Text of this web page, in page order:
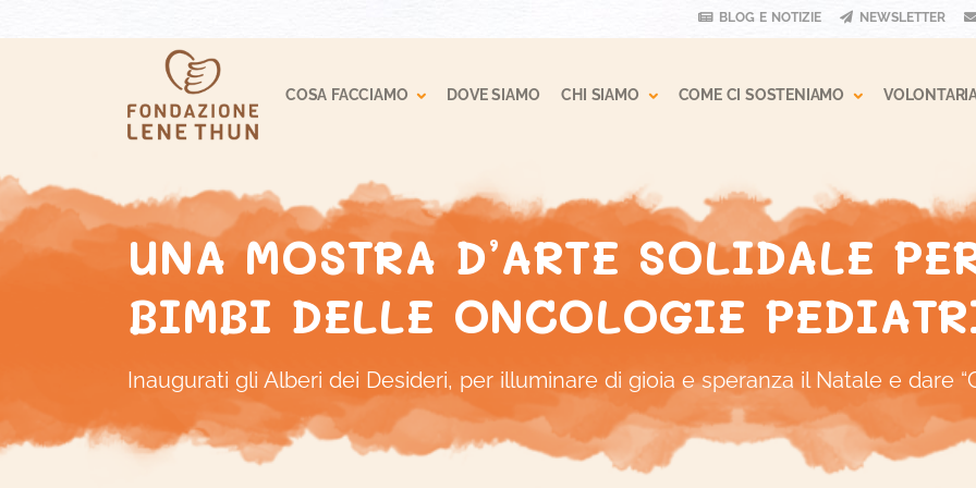
BLOG E NOTIZIE NEWSLETTER
COSA FACCIAMO Toggle Dropdown
DOVE SIAMO CHI SIAMO Toggle Dropdown
COME CI SOSTENIAMO Toggle
UNA MOSTRA D’ARTE SOLIDALE
BIMBI DELLE ONCOLOGIE
Inaugurati gli Alberi dei Desideri, per illuminare di gioia e speranza il Natale e dare